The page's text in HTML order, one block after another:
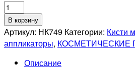
Количество
товара
Набор
макияжных
В корзину
Артикул: НК749 Категории: Кисти
аппликаторы,
Описание